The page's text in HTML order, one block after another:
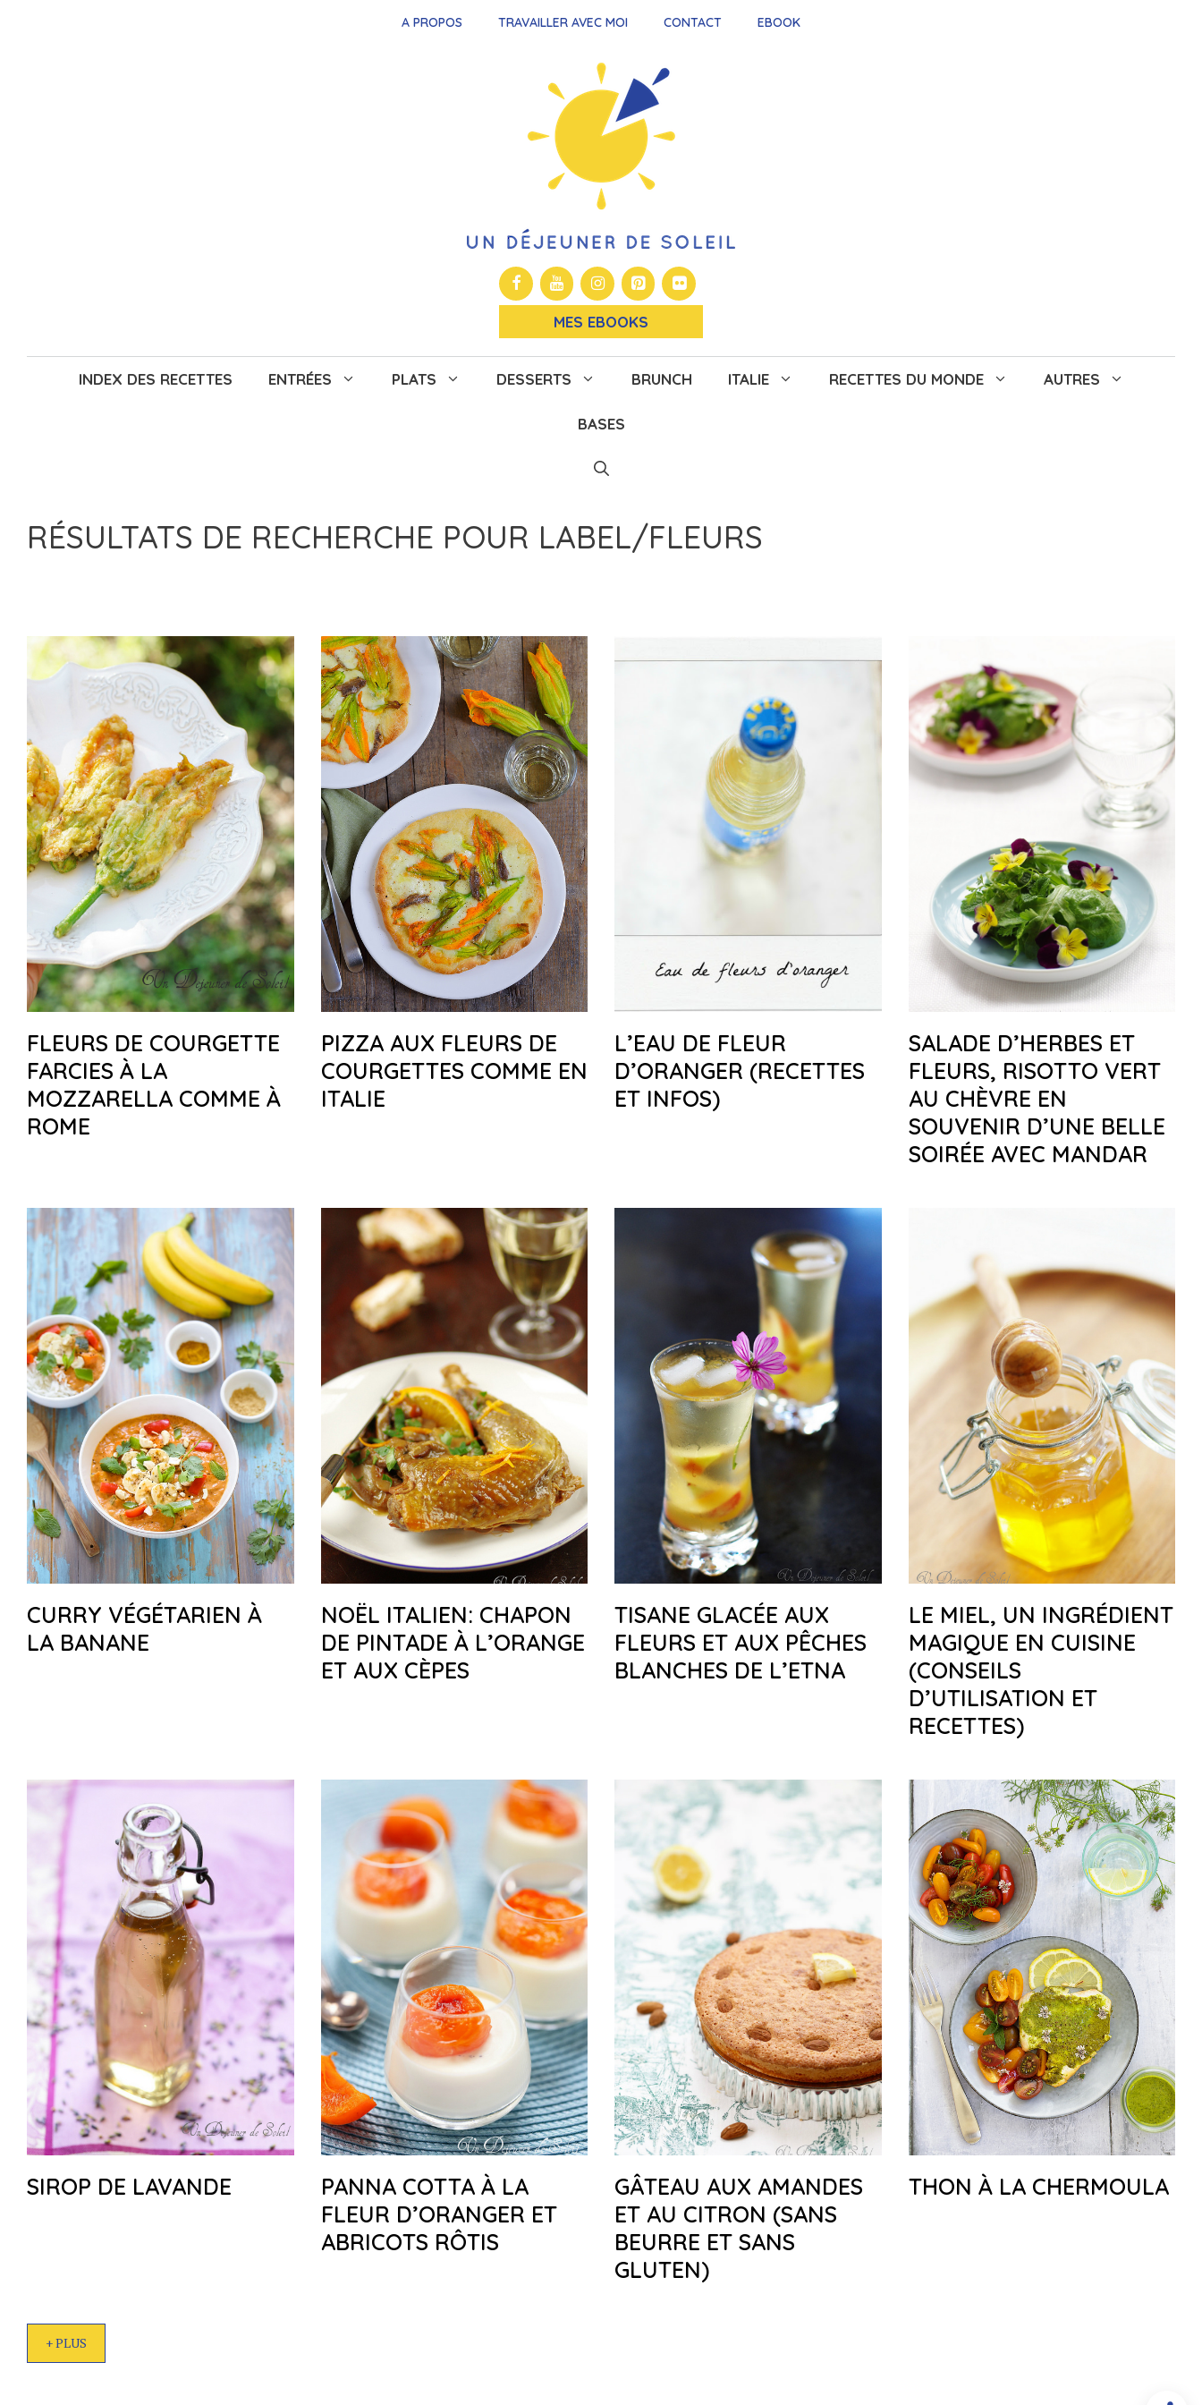
A PROPOS TRAVAILLER AVEC MOI CONTACT EBOOK
MES EBOOKS
INDEX DES RECETTES ENTRÉES PLATS DESSERTS BRUNCH ITALIE RECETTES DU MONDE AUTRES
BASES
RÉSULTATS DE RECHERCHE POUR LABEL/FLEURS
FLEURS DE COURGETTE
FARCIES À LA
MOZZARELLA COMME À
ROME
PIZZA AUX FLEURS DE
COURGETTES COMME EN
ITALIE
L’EAU DE FLEUR
D’ORANGER (RECETTES
ET INFOS)
SALADE D’HERBES ET
FLEURS, RISOTTO VERT
AU CHÈVRE EN
SOUVENIR D’UNE BELLE
SOIRÉE AVEC MANDAR
CURRY VÉGÉTARIEN À
LA BANANE
NOËL ITALIEN: CHAPON
DE PINTADE À L’ORANGE
ET AUX CÈPES
TISANE GLACÉE AUX
FLEURS ET AUX PÊCHES
BLANCHES DE L’ETNA
LE MIEL, UN INGRÉDIENT
MAGIQUE EN CUISINE
(CONSEILS
D’UTILISATION ET
RECETTES)
SIROP DE LAVANDE
PANNA COTTA À LA
FLEUR D’ORANGER ET
ABRICOTS RÔTIS
GÂTEAU AUX AMANDES
ET AU CITRON (SANS
BEURRE ET SANS
GLUTEN)
THON À LA CHERMOULA
+ PLUS